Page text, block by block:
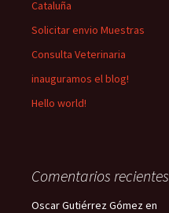
Cataluña
Solicitar envio Muestras
Consulta Veterinaria
inauguramos el blog!
Hello world!
Comentarios recientes
Oscar Gutiérrez Gómezen